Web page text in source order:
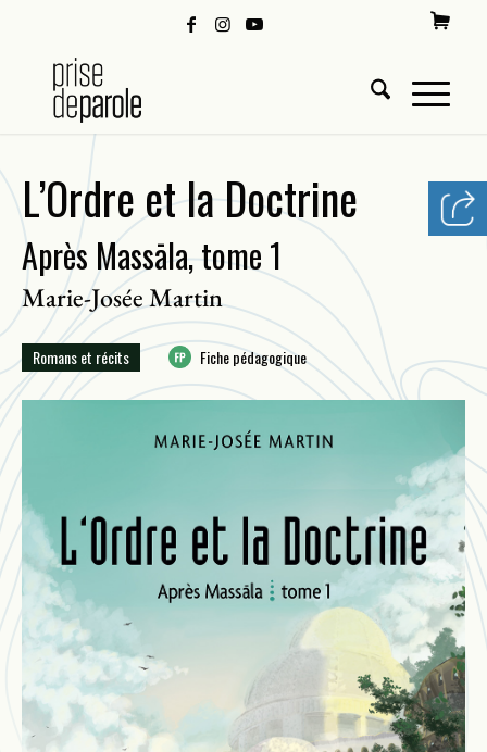
L’Ordre et la Doctrine
Après Massāla, tome 1
Marie-Josée Martin
Romans et récits Fiche pédagogique